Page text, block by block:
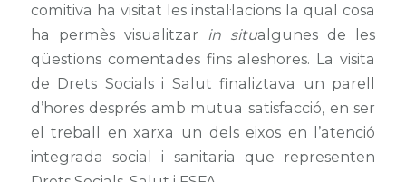
comitiva ha visitat les instal·lacions la qual cosa
ha permès visualitzar in situalgunes de les
qüestions comentades fins aleshores. La visita
de Drets Socials i Salut finaliztava un parell
d’hores després amb mutua satisfacció, en ser
el treball en xarxa un dels eixos en l’atenció
integrada social i sanitaria que representen